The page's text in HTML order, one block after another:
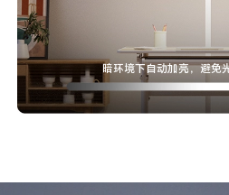
暗环境下自动加亮，避免